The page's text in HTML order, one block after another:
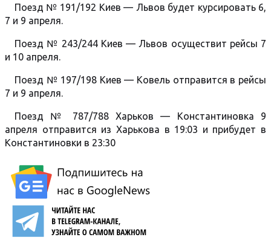
Поезд № 191/192 Киев — Львов будет курсировать 6,
7 и 9 апреля.
Поезд № 243/244 Киев — Львов осуществит рейсы 7
и 10 апреля.
Поезд № 197/198 Киев — Ковель отправится в рейсы
7 и 9 апреля.
Поезд № 787/788 Харьков — Константиновка 9
апреля отправится из Харькова в 19:03 и прибудет в
Константиновки в 23:30